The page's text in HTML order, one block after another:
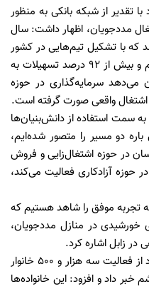
تقدیر از شبکه بانکی به منظور
مددجویان، اظهار داشت: سال
شد که با تشکیل تیم‌هایی در کشور
و استان‌ها از ۲۵ هزار طرح بازدید کردیم و بیش از ۹۲ درصد تسهیلات به
سرمایه‌گذاری در حوزه
اشتغال واقعی صورت گرفته است.
به سمت استفاده از دانش‌بنیان‌ها
دو مسیر را متصور شده‌ایم،
در حوزه اشتغال‌زایی و فروش
حوزه آزادکاری فعالیت می‌کند،
تجربه موفق را شاهد هستیم که
خورشیدی در منازل مددجویان،
زابل اشاره کرد.
معاون اشتغال و خودکفایی کمیته امداد از فعالیت سه هزار و 500 خانوار
داد و افزود: این خانواده‌ها